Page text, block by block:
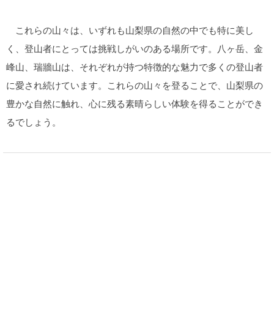
これらの山々は、いずれも山梨県の自然の中でも特に美し
く、登山者にとっては挑戦しがいのある場所です。八ヶ岳、金
峰山、瑞牆山は、それぞれが持つ特徴的な魅力で多くの登山者
に愛され続けています。これらの山々を登ることで、山梨県の
豊かな自然に触れ、心に残る素晴らしい体験を得ることができ
るでしょう。